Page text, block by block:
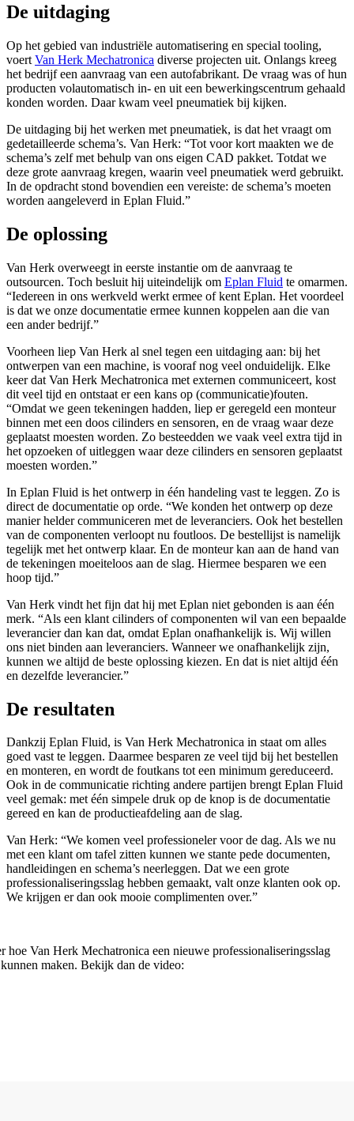
De uitdaging
Op het gebied van industriële automatisering en special tooling,
voert Van Herk Mechatronica diverse projecten uit. Onlangs kreeg
het bedrijf een aanvraag van een autofabrikant. De vraag was of hun
producten volautomatisch in- en uit een bewerkingscentrum gehaald
konden worden. Daar kwam veel pneumatiek bij kijken.
De uitdaging bij het werken met pneumatiek, is dat het vraagt om
gedetailleerde schema’s. Van Herk: “Tot voor kort maakten we de
schema’s zelf met behulp van ons eigen CAD pakket. Totdat we
deze grote aanvraag kregen, waarin veel pneumatiek werd gebruikt.
In de opdracht stond bovendien een vereiste: de schema’s moeten
worden aangeleverd in Eplan Fluid.”
De oplossing
Van Herk overweegt in eerste instantie om de aanvraag te
outsourcen. Toch besluit hij uiteindelijk om Eplan Fluid te omarmen.
“Iedereen in ons werkveld werkt ermee of kent Eplan. Het voordeel
is dat we onze documentatie ermee kunnen koppelen aan die van
een ander bedrijf.”
Voorheen liep Van Herk al snel tegen een uitdaging aan: bij het
ontwerpen van een machine, is vooraf nog veel onduidelijk. Elke
keer dat Van Herk Mechatronica met externen communiceert, kost
dit veel tijd en ontstaat er een kans op (communicatie)fouten.
“Omdat we geen tekeningen hadden, liep er geregeld een monteur
binnen met een doos cilinders en sensoren, en de vraag waar deze
geplaatst moesten worden. Zo besteedden we vaak veel extra tijd in
het opzoeken of uitleggen waar deze cilinders en sensoren geplaatst
moesten worden.”
In Eplan Fluid is het ontwerp in één handeling vast te leggen. Zo is
direct de documentatie op orde. “We konden het ontwerp op deze
manier helder communiceren met de leveranciers. Ook het bestellen
van de componenten verloopt nu foutloos. De bestellijst is namelijk
tegelijk met het ontwerp klaar. En de monteur kan aan de hand van
de tekeningen moeiteloos aan de slag. Hiermee besparen we een
hoop tijd.”
Van Herk vindt het fijn dat hij met Eplan niet gebonden is aan één
merk. “Als een klant cilinders of componenten wil van een bepaalde
leverancier dan kan dat, omdat Eplan onafhankelijk is. Wij willen
ons niet binden aan leveranciers. Wanneer we onafhankelijk zijn,
kunnen we altijd de beste oplossing kiezen. En dat is niet altijd één
en dezelfde leverancier.”
De resultaten
Dankzij Eplan Fluid, is Van Herk Mechatronica in staat om alles
goed vast te leggen. Daarmee besparen ze veel tijd bij het bestellen
en monteren, en wordt de foutkans tot een minimum gereduceerd.
Ook in de communicatie richting andere partijen brengt Eplan Fluid
veel gemak: met één simpele druk op de knop is de documentatie
gereed en kan de productieafdeling aan de slag.
Van Herk: “We komen veel professioneler voor de dag. Als we nu
met een klant om tafel zitten kunnen we stante pede documenten,
handleidingen en schema’s neerleggen. Dat we een grote
professionaliseringsslag hebben gemaakt, valt onze klanten ook op.
We krijgen er dan ook mooie complimenten over.”
hoe Van Herk Mechatronica een nieuwe professionaliseringsslag
maken. Bekijk dan de video: